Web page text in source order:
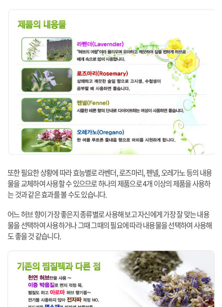
또한 필요한 상황에 따라 효능별로 라벤더, 로즈마리, 펜넬, 오레가노 등의 내용
물을 교체하여 사용할 수 있으므로 하나의 제품으로 4개 이상의 제품을 사용하
는 것과 같은 효과를 볼 수도 있습니다.
어느 허브 향이 가장 좋은지 종류별로 사용해 보고 자신에게 가장 잘 맞는 내용
물을 선택하여 사용하거나 그때 그때의 필요에 따라 내용물을 선택하여 사용해
도 좋을 것 같습니다.